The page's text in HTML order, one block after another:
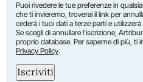
Puoi rivedere le tue preferenze in
che ti invieremo, troverai il link per
cederà i tuoi dati a terze parti e
Se scegli di annullare l’iscrizione,
proprio database. Per saperne di più, ti
Privacy Policy.
Iscriviti